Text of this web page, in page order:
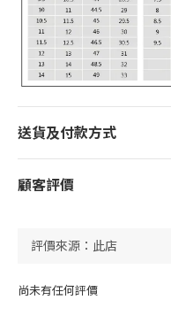
送貨及付款方式
顧客評價
尚未有任何評價